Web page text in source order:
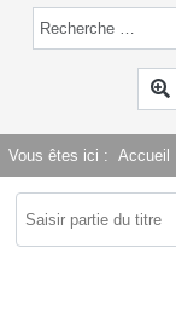
Vous êtes ici : Accueil